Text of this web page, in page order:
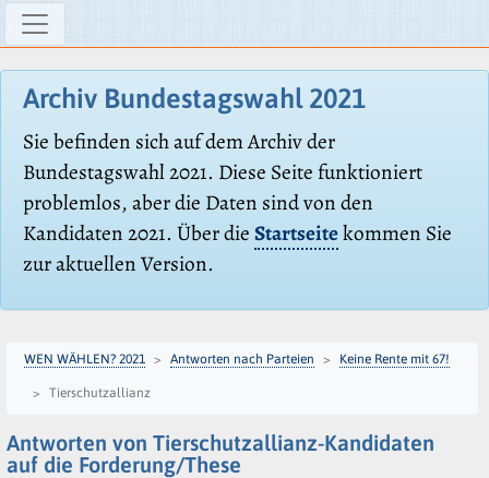
Archiv Bundestagswahl 2021
Sie befinden sich auf dem Archiv der
Bundestagswahl 2021. Diese Seite funktioniert
problemlos, aber die Daten sind von den
Kandidaten 2021. Über dieStartseitekommen Sie
zur aktuellen Version.
WEN WÄHLEN? 2021 Antworten nach Parteien Keine Rente mit 67!
Tierschutzallianz
Antworten von Tierschutzallianz-Kandidaten
auf die Forderung/These